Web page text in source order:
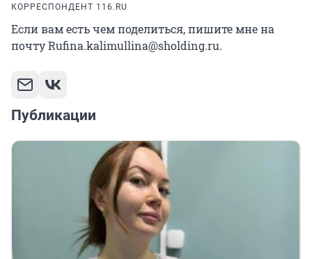
КОРРЕСПОНДЕНТ 116.RU
Если вам есть чем поделиться, пишите мне на
почту Rufina.kalimullina@sholding.ru.
Публикации